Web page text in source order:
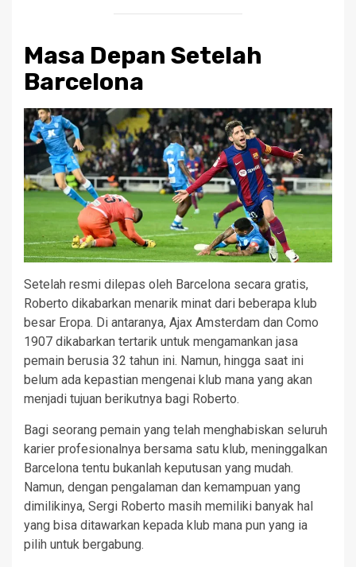
Masa Depan Setelah
Barcelona
Setelah resmi dilepas oleh Barcelona secara gratis,
Roberto dikabarkan menarik minat dari beberapa klub
besar Eropa. Di antaranya, Ajax Amsterdam dan Como
1907 dikabarkan tertarik untuk mengamankan jasa
pemain berusia 32 tahun ini. Namun, hingga saat ini
belum ada kepastian mengenai klub mana yang akan
menjadi tujuan berikutnya bagi Roberto.
Bagi seorang pemain yang telah menghabiskan seluruh
karier profesionalnya bersama satu klub, meninggalkan
Barcelona tentu bukanlah keputusan yang mudah.
Namun, dengan pengalaman dan kemampuan yang
dimilikinya, Sergi Roberto masih memiliki banyak hal
yang bisa ditawarkan kepada klub mana pun yang ia
pilih untuk bergabung.